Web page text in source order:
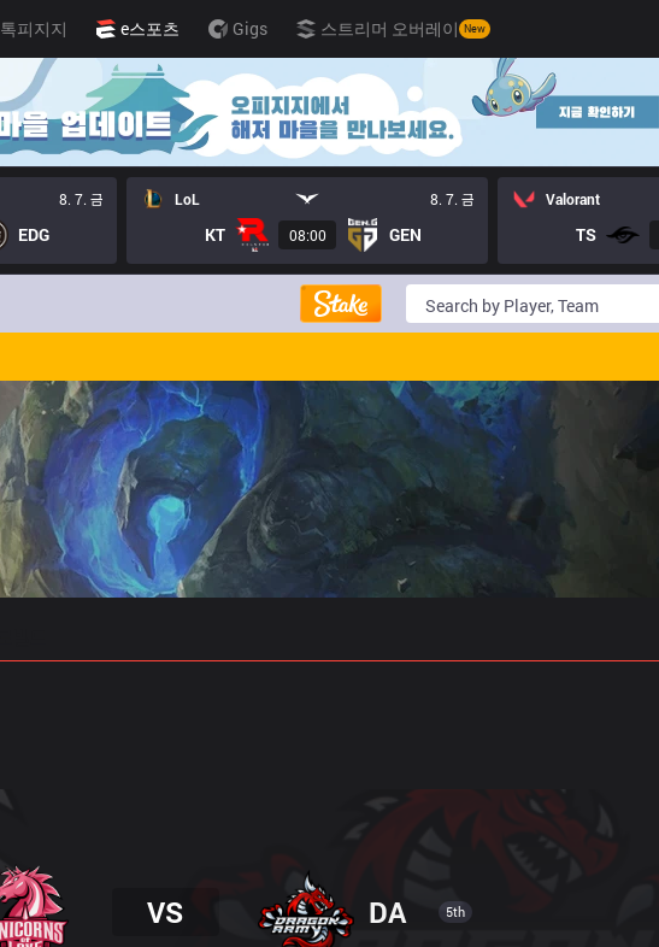
톡피지지 e스포츠 Gigs 스트리머 오버레이 New
8. 7. 금
EDG
LoL 8. 7. 금
KT 08:00 GEN
Valorant
TS
VS DA 5th